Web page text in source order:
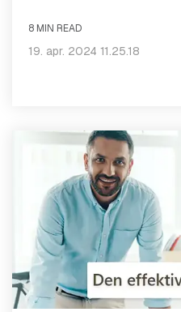
8 MIN READ
19. apr. 2024 11.25.18